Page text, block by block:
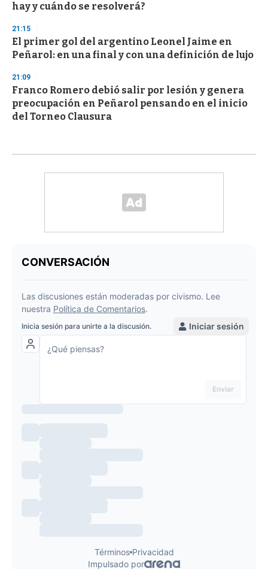
hay y cuándo se resolverá?
21:15
El primer gol del argentino Leonel Jaime en
Peñarol: en una final y con una definición de lujo
21:09
Franco Romero debió salir por lesión y genera
preocupación en Peñarol pensando en el inicio
del Torneo Clausura